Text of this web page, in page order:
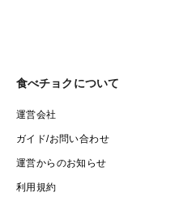
食べチョクについて
運営会社
ガイド/お問い合わせ
運営からのお知らせ
利用規約